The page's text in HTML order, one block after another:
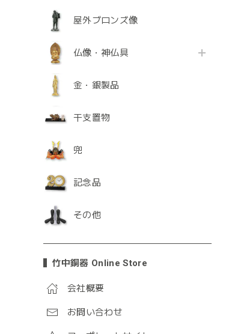
屋外ブロンズ像
仏像・神仏具
金・銀製品
干支置物
兜
記念品
その他
竹中銅器 Online Store
会社概要
お問い合わせ